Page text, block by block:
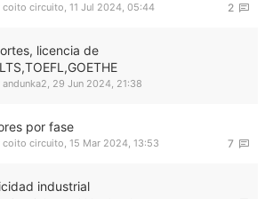
2
coito circuito, 11 Jul 2024, 05:44
licencia de
andunka2, 29 Jun 2024, 21:38
por fase
7
coito circuito, 15 Mar 2024, 13:53
industrial